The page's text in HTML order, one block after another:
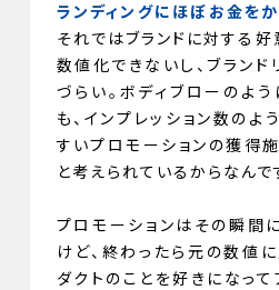
ランディングにほぼお金を
それではブランドに対する
数値化できないし、ブラン
づらい。ボディブローのよ
も、インプレッション数の
すいプロモーションの獲得
と考えられているからなんで
プロモーションはその瞬間
けど、終わったら元の数値
ダクトのことを好きになっ